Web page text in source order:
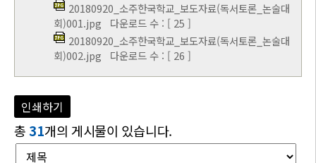
20180920_소주한국학교_보도자료(독서토론_논술대
회)001.jpg 다운로드 수 : [ 25 ]
20180920_소주한국학교_보도자료(독서토론_논술대
회)002.jpg 다운로드 수 : [ 26 ]
인쇄하기
총 31개의 게시물이 있습니다.